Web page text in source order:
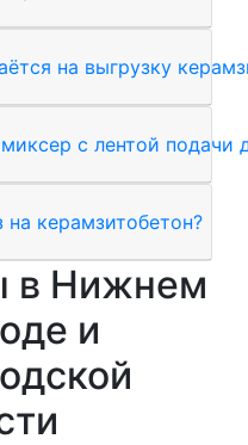
на выгрузку
с лентой подачи
керамзитобетон?
в Нижнем
и